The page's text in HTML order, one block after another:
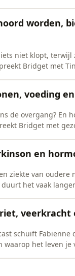
worden,
niet klopt,
Bridget met
voeding
de overgang? En
Bridget met
en
ziekte van oudere
het vaak
wat beweging
schuift
waarop het leven